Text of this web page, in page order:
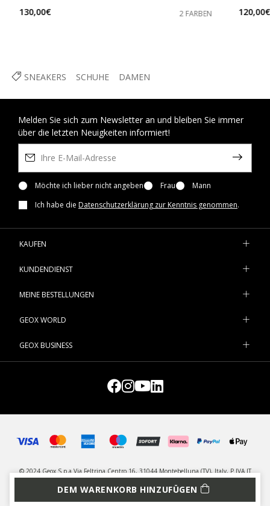
DEM WARENKORB HINZUFÜGEN
SNEAKERS SCHUHE DAMEN
130,00€
2 FARBEN
120,00€
Melden Sie sich zum Newsletter an und bleiben Sie immer
über die letzten Neuigkeiten informiert!
Möchte ich lieber nicht angeben Frau
Mann
Ich habe die Datenschutzerklärung zur Kenntnis genommen.
KAUFEN
KUNDENDIENST
MEINE BESTELLUNGEN
GEOX WORLD
GEOX BUSINESS
© 2024 Geox S.p.a Via Feltrina Centro 16, 31044 Montebelluna (TV), Italy, P.IVA IT
03348440268 - Alle Rechte vorbehalten